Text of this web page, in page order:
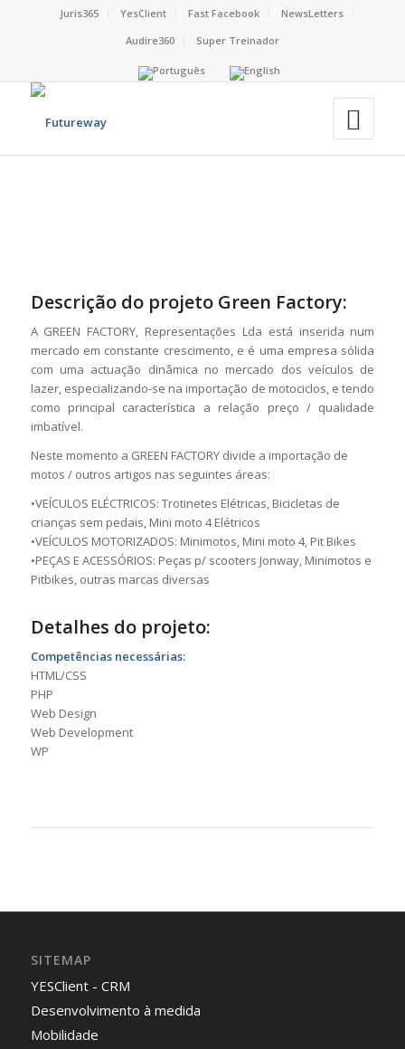
Juris365 YesClient Fast Facebook
NewsLetters
Audire360
Super Treinador
Descrição do projeto Green Factory:
A GREEN FACTORY, Representações Lda está inserida num
mercado em constante crescimento, e é uma empresa sólida
com uma actuação dinâmica no mercado dos veículos de
lazer, especializando-se na importação de motociclos, e tendo
como principal característica a relação preço / qualidade
imbatível.
Neste momento a GREEN FACTORY divide a importação de
motos / outros artigos nas seguintes áreas:
•VEÍCULOS ELÉCTRICOS: Trotinetes Elétricas, Bicicletas de
crianças sem pedais, Mini moto 4 Elétricos
•VEÍCULOS MOTORIZADOS: Minimotos, Mini moto 4, Pit Bikes
•PEÇAS E ACESSÓRIOS: Peças p/ scooters Jonway, Minimotos e
Pitbikes, outras marcas diversas
Detalhes do projeto:
Competências necessárias:
HTML/CSS
PHP
Web Design
Web Development
WP
SITEMAP
YESClient - CRM
Desenvolvimento à medida
Mobilidade